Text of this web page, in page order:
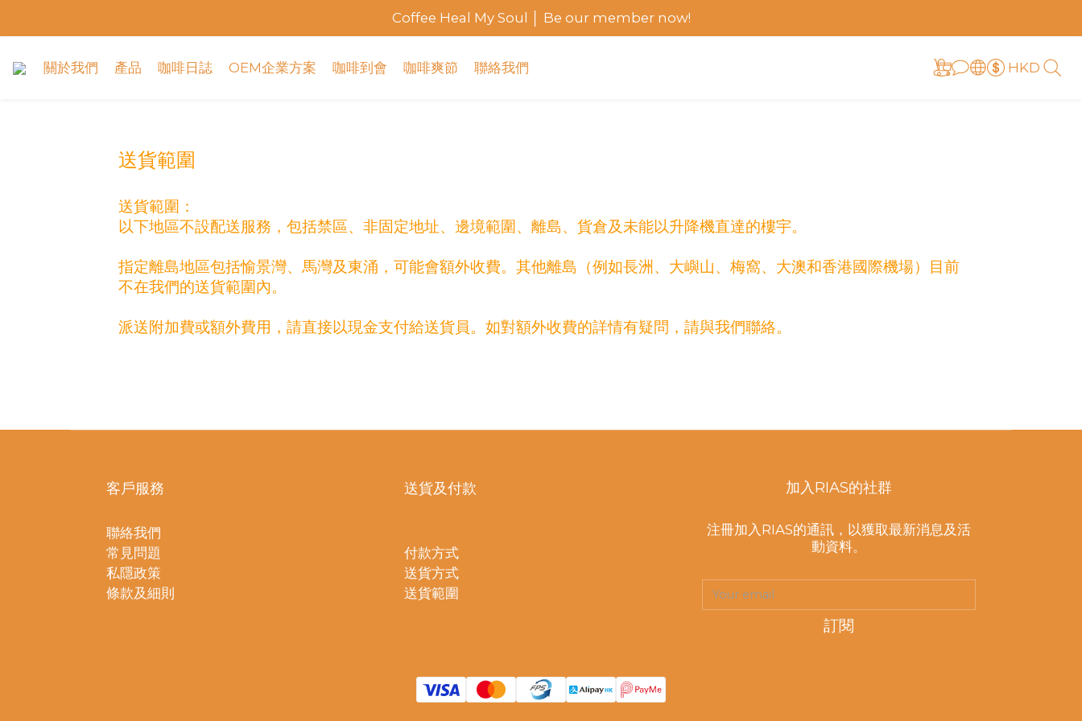
Coffee Heal My Soul │ Be our member now!
關於我們 產品 咖啡日誌 OEM企業方案 咖啡到會 咖啡爽節 聯絡我們 HKD
送貨範圍
送貨範圍：
以下地區不設配送服務，包括禁區、非固定地址、邊境範圍、離島、貨倉及未能以升降機直達的樓宇。
指定離島地區包括愉景灣、馬灣及東涌，可能會額外收費。其他離島（例如長洲、大嶼山、梅窩、大澳和香港國際機場）目前
不在我們的送貨範圍內。
派送附加費或額外費用，請直接以現金支付給送貨員。如對額外收費的詳情有疑問， 請與我們聯絡。
客戶服務
聯絡我們
常見問題
私隱政策
條款及細則
送貨及付款
付款方式
送貨方式
送貨範圍
加入RIAS的社群
注冊加入RIAS的通訊，以獲取最新消息及活
動資料。
訂閱